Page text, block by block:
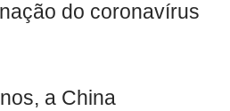
do coronavírus
a China